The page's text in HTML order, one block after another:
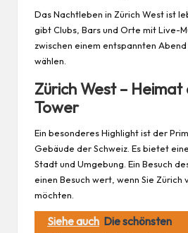
Das Nachtleben in Zürich West ist
gibt Clubs, Bars und Orte mit Live-
zwischen einem entspannten
wählen.
Zürich West – Heimat
Tower
Ein besonderes Highlight ist der
Gebäude der Schweiz. Es bietet
Stadt und Umgebung. Ein Besuch
einen Besuch wert, wenn Sie Zürich
möchten.
Siehe auch Die schönsten